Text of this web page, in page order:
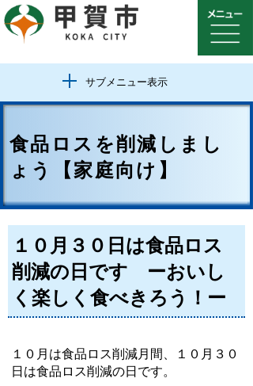
サブメニュー表示
食品ロスを削減しまし
ょう【家庭向け】
１０月３０日は食品ロス
削減の日です ーおいし
く楽しく食べきろう！ー
１０月は食品ロス削減月間、１０月３０
日は食品ロス削減の日です。